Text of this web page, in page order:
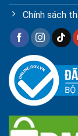
Chính sách